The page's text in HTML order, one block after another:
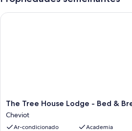
The
Tree
House
Lodge
The Tree House Lodge - Bed &
Cheviot
Ar-condicionado Academia
The Tree House Lodge - Bed &